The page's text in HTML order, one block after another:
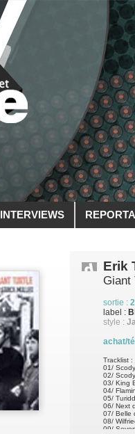
INTERVIEWS
Erik
Giant
sortie :
label :
style :
achat/
Tracklist :
01/
02/
03/ King
04/
05/
06/ Next
07/ Belle
08/
09/